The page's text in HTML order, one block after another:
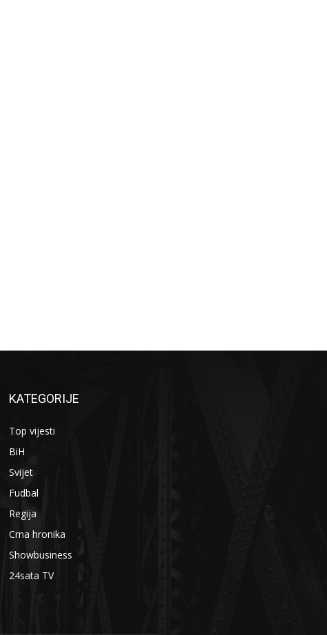
KATEGORIJE
Top vijesti
BiH
Svijet
Fudbal
Regija
Crna hronika
Showbusiness
24sata TV